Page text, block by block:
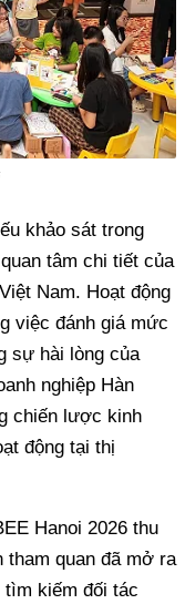
khảo sát trong
tâm chi tiết của
Nam. Hoạt động
việc đánh giá mức
sự hài lòng của
nghiệp Hàn
chiến lược kinh
động tại thị
Hanoi 2026 thu
tham quan đã mở ra
kiếm đối tác